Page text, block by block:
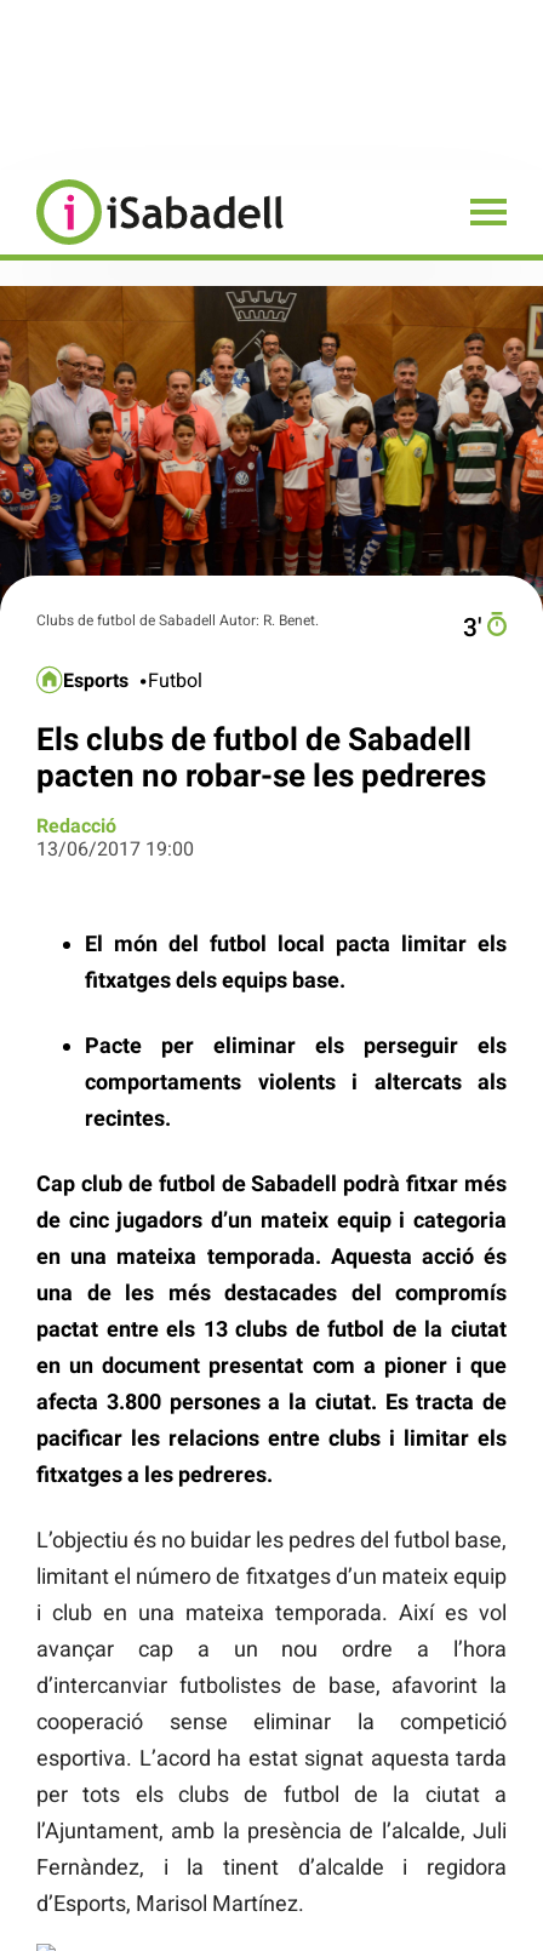
Clubs de futbol de Sabadell Autor: R. Benet. 3′
Esports Futbol
Els clubs de futbol de Sabadell
pacten no robar-se les pedreres
Redacció
13/06/2017 19:00
El món del futbol local pacta limitar els
fitxatges dels equips base.
Pacte per eliminar els perseguir els
comportaments violents i altercats als
recintes.
Cap club de futbol de Sabadell podrà fitxar més
de cinc jugadors d’un mateix equip i categoria
en una mateixa temporada. Aquesta acció és
una de les més destacades del compromís
pactat entre els 13 clubs de futbol de la ciutat
en un document presentat com a pioner i que
afecta 3.800 persones a la ciutat. Es tracta de
pacificar les relacions entre clubs i limitar els
fitxatges a les pedreres.
L’objectiu és no buidar les pedres del futbol base,
limitant el número de fitxatges d’un mateix equip
i club en una mateixa temporada. Així es vol
avançar cap a un nou ordre a l’hora
d’intercanviar futbolistes de base, afavorint la
cooperació sense eliminar la competició
esportiva. L’acord ha estat signat aquesta tarda
per tots els clubs de futbol de la ciutat a
l’Ajuntament, amb la presència de l’alcalde, Juli
Fernàndez, i la tinent d’alcalde i regidora
d’Esports, Marisol Martínez.